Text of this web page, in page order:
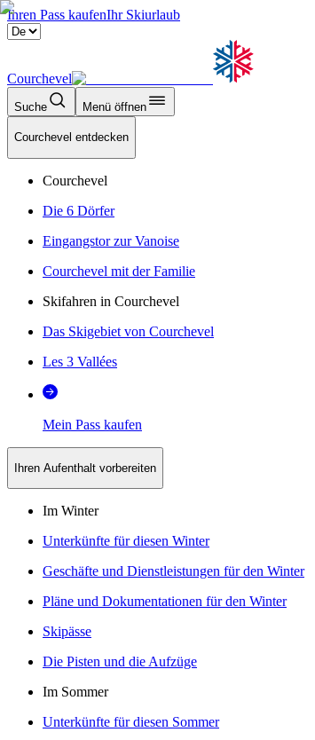
Ihren Pass kaufenIhr Skiurlaub
Courchevel
Suche Menü öffnen
Courchevel entdecken
Courchevel
Die 6 Dörfer
Eingangstor zur Vanoise
Courchevel mit der Familie
Skifahren in Courchevel
Das Skigebiet von Courchevel
Les 3 Vallées
Mein Pass kaufen
Ihren Aufenthalt vorbereiten
Im Winter
Unterkünfte für diesen Winter
Geschäfte und Dienstleistungen für den Winter
Pläne und Dokumentationen für den Winter
Skipässe
Die Pisten und die Aufzüge
Im Sommer
Unterkünfte für diesen Sommer